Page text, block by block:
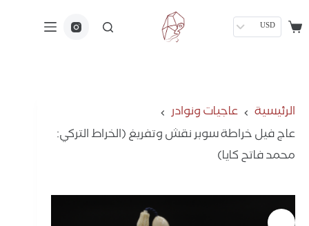
USD
الرئيسية
عاجيات ونوادر
عاج فيل خراطة سوبر نقش وتفريغ (الخراط التركي:
محمد فاتح كايا)